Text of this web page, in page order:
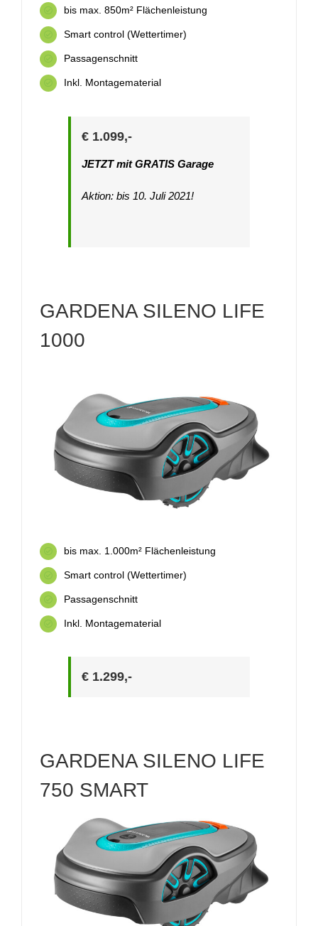
bis max. 850m² Flächenleistung
Smart control (Wettertimer)
Passagenschnitt
Inkl. Montagematerial
€ 1.099,-
JETZT mit GRATIS Garage
Aktion: bis 10. Juli 2021!
GARDENA SILENO LIFE
1000
bis max. 1.000m² Flächenleistung
Smart control (Wettertimer)
Passagenschnitt
Inkl. Montagematerial
€ 1.299,-
GARDENA SILENO LIFE
750 SMART